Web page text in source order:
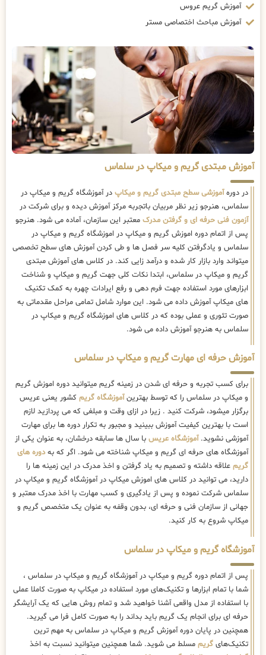
آموزش گریم عروس
آموزش مباحث اختصاصی مستر
آموزش مبتدی گریم و میکاپ در سلماس
در دورهآموزشی سطح مبتدی گریم و میکاپ در آموزشگاه گریم و میکاپ در
سلماس، هنرجو زیر نظر مربیان باتجربه مرکز آموزش دیده و برای شرکت در
آزمون فنی حرفه ای و گرفتن مدرک معتبر این سازمان، آماده می شود. هنرجو
پس از اتمام دوره اموزش گریم و میکاپ در اموزشگاه گریم و میکاپ در
سلماس و یادگرفتن کلیه سر فصل ها و طی کردن آموزش های سطح تخصصی
میتواند وارد بازار کار شده و درآمد زایی کند. در کلاس های آموزش مبتدی
گریم و میکاپ در سلماس، ابتدا نکات کلی جهت گریم و میکاپ و شناخت
ابزارهای مورد استفاده جهت فرم دهی و رفع ایرادات چهره به کمک تکنیک
های میکاپ آموزش داده می شود. این موارد شامل تمامی مراحل مقدماتی به
صورت تئوری و عملی بوده که در کلاس های اموزشگاه گریم و میکاپ در
سلماس به هنرجو آموزش داده می شود.
آموزش حرفه ای مهارت گریم و میکاپ در سلماس
برای کسب تجربه و حرفه ای شدن در زمینه گریم میتوانید دوره اموزش گریم
و میکاپ در سلماس را که توسط بهترینآموزشگاه گریم کشور یعنی عریس
برگزار میشود، شرکت کنید . زیرا در ازای وقت و مبلغی که می پردازید لازم
است با بهترین کیفیت آموزش ببینید و مجبور به تکرار دوره ها برای مهارت
آموزشی نشوید.آموزشگاه عریس با سال ها سابقه درخشان، به عنوان یکی از
آموزشگاه های حرفه ای گریم و میکاپ شناخته می شود. اگر که بهدوره های
گریم علاقه داشته و تصمیم به یاد گرفتن و اخذ مدرک در این زمینه ها را
دارید، می توانید در کلاس های اموزش میکاپ در آموزشگاه گریم و میکاپ در
سلماس شرکت نموده و پس از یادگیری و کسب مهارت با اخذ مدرک معتبر و
جهانی از سازمان فنی و حرفه ای، بدون وقفه به عنوان یک متخصص گریم و
میکاپ شروع به کار کنید.
آموزشگاه گریم و میکاپ در سلماس
پس از اتمام دوره گریم و میکاپ در آموزشگاه گریم و میکاپ در سلماس ،
شما با تمام ابزارها و تکنیک‌های مورد استفاده در میکاپ به صورت کاملا عملی
با استفاده از مدل واقعی آشنا خواهید شد و تمام روش هایی که یک آرایشگر
حرفه ای برای انجام یک گریم باید بداند را به صورت کامل فرا می گیرید.
همچنین در پایان دوره آموزش گریم و میکاپ در سلماس به مهم ترین
تکنیک‌های گریم مسلط می شوید. شما همچنین میتوانید نسبت به اخذ